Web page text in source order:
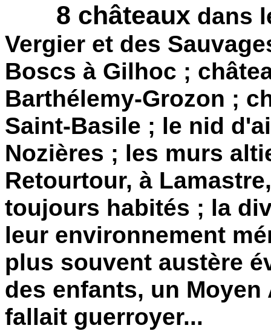
8 châteaux dans
Vergier et des
Boscs à Gilhoc ;
Barthélemy-Grozon ;
Saint-Basile ; le nid
Nozières ; les murs
Retourtour, à
toujours habités ; la
leur environnement
plus souvent austère
des enfants, un
fallait guerroyer...